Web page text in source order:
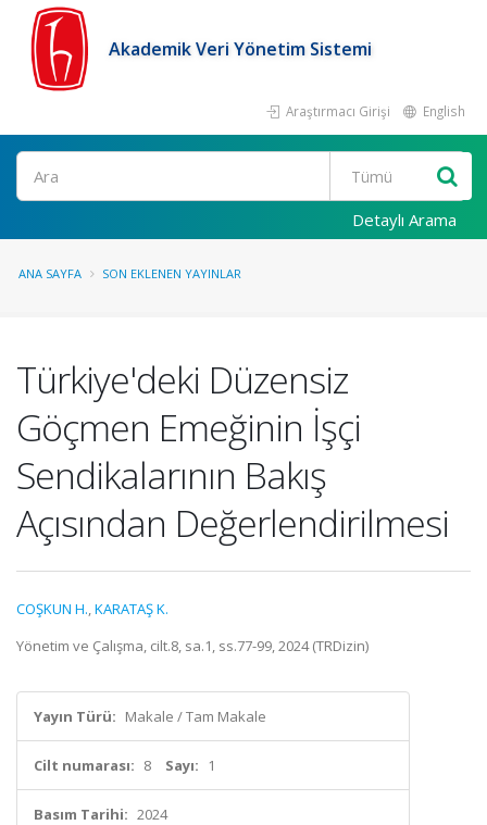
Akademik Veri Yönetim Sistemi
Araştırmacı Girişi English
Ara
Detaylı Arama
ANA SAYFA SON EKLENEN YAYINLAR
Türkiye'deki Düzensiz
Göçmen Emeğinin İşçi
Sendikalarının Bakış
Açısından Değerlendirilmesi
COŞKUN H.,KARATAŞ K.
Yönetim ve Çalışma, cilt.8, sa.1, ss.77-99, 2024 (TRDizin)
Yayın Türü: Makale / Tam Makale
Cilt numarası: 8 Sayı: 1
Basım Tarihi: 2024